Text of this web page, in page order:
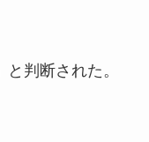
と判断された。